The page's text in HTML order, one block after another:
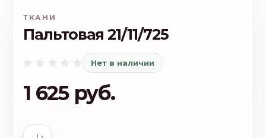
ТКАНИ
Пальтовая 21/11/725
Нет в наличии
1 625 руб.